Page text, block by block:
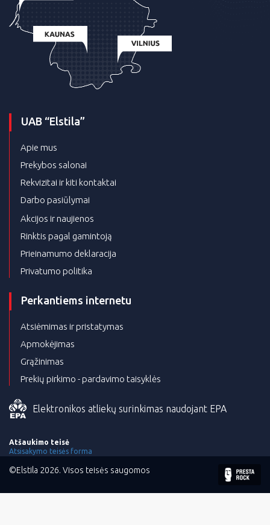
UAB “Elstila”
Apie mus
Prekybos salonai
Rekvizitai ir kiti kontaktai
Darbo pasiūlymai
Akcijos ir naujienos
Rinktis pagal gamintoją
Prieinamumo deklaracija
Privatumo politika
Perkantiems internetu
Atsiėmimas ir pristatymas
Apmokėjimas
Grąžinimas
Prekių pirkimo - pardavimo taisyklės
Elektronikos atliekų surinkimas naudojant EPA
Atšaukimo teisė
Atsisakymo teisės forma
©Elstila 2026. Visos teisės saugomos